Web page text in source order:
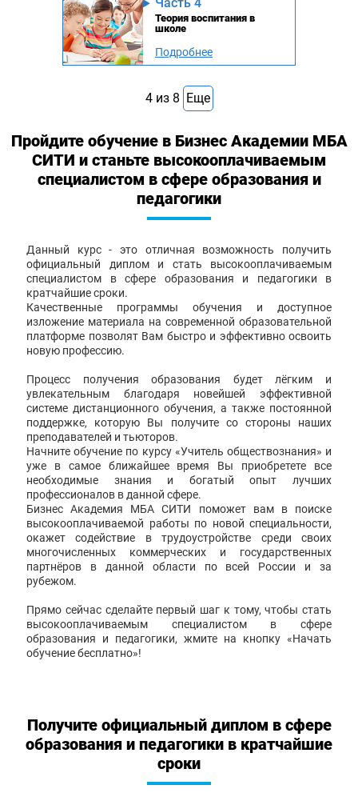
Теория воспитания в
школе
Подробнее
4из 8 Еще
Пройдите обучение в Бизнес Академии МБА
СИТИ и станьте высокооплачиваемым
специалистом в сфере образования и
педагогики
Данный курс - это отличная возможность получить
официальный диплом и стать высокооплачиваемым
специалистом в сфере образования и педагогики в
кратчайшие сроки.
Качественные программы обучения и доступное
изложение материала на современной образовательной
платформе позволят Вам быстро и эффективно освоить
новую профессию.
Процесс получения образования будет лёгким и
увлекательным благодаря новейшей эффективной
системе дистанционного обучения, а также постоянной
поддержке, которую Вы получите со стороны наших
преподавателей и тьюторов.
Начните обучение по курсу «Учитель обществознания» и
уже в самое ближайшее время Вы приобретете все
необходимые знания и богатый опыт лучших
профессионалов в данной сфере.
Бизнес Академия МБА СИТИ поможет вам в поиске
высокооплачиваемой работы по новой специальности,
окажет содействие в трудоустройстве среди своих
многочисленных коммерческих и государственных
партнёров в данной области по всей России и за
рубежом.
Прямо сейчас сделайте первый шаг к тому, чтобы стать
высокооплачиваемым специалистом в сфере
образования и педагогики, жмите на кнопку «Начать
обучение бесплатно»!
Получите официальный диплом в сфере
образования и педагогики в кратчайшие
сроки